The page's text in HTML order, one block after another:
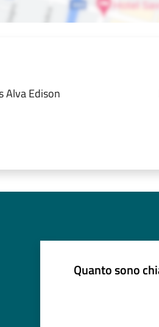
Alva Edison
Quanto sono